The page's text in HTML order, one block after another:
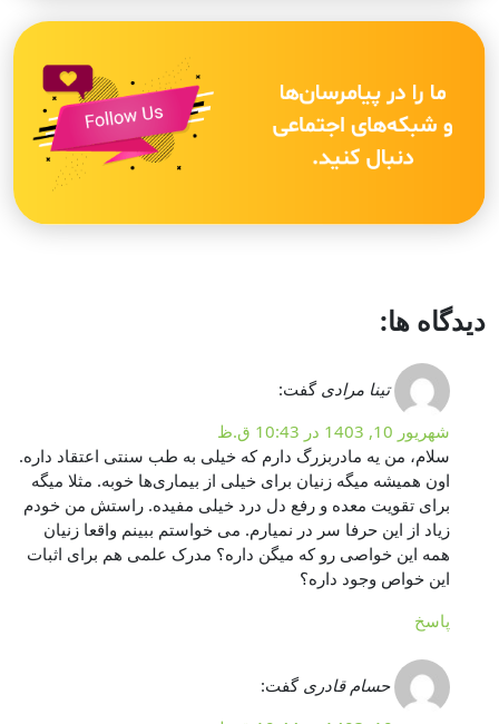
دیدگاه ها:
تینا مرادی گفت:
شهریور 10, 1403 در 10:43 ق.ظ
سلام، من یه مادربزرگ دارم که خیلی به طب سنتی اعتقاد داره.
اون همیشه میگه زنیان برای خیلی از بیماری‌ها خوبه. مثلا میگه
برای تقویت معده و رفع دل درد خیلی مفیده. راستش من خودم
زیاد از این حرفا سر در نمیارم. می خواستم ببینم واقعا زنیان
همه این خواصی رو که میگن داره؟ مدرک علمی هم برای اثبات
این خواص وجود داره؟
پاسخ
حسام قادری گفت: